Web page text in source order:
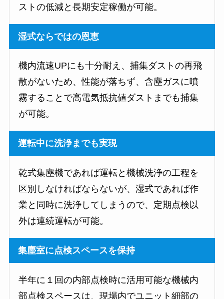
ストの低減と長期安定稼働が可能。
湿式ならではの恩恵
機内流速UPにも十分耐え、捕集ダストの再飛
散がないため、性能が落ちず、含塵ガスに噴
霧することで高電気抵抗値ダストまでも捕集
が可能。
運転中に洗浄までも実現
乾式集塵機であれば運転と機械洗浄の工程を
区別しなければならないが、湿式であれば作
業と同時に洗浄してしまうので、定期点検以
外は連続運転が可能。
集塵室に点検スペースを保持
半年に１回の内部点検時に活用可能な機械内
部点検スペースは、現場内でユニット細部の